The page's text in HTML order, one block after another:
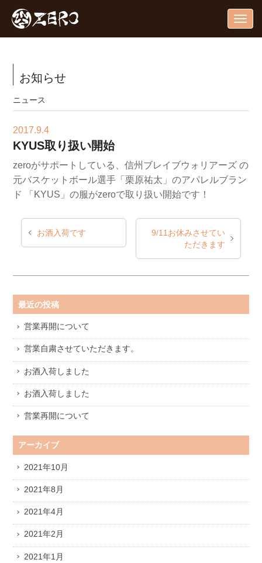
お知らせ
ニュース
2017.9.4
KYUS取り扱い開始
zeroがサポートしている、信州ブレイブウォリアーズ の
元バスケットボール選手「栗原祐太」のアパレルブラン
ド
「KYUS」の服がzeroで取り扱い開始です！
お酒入荷です
9/11お休みさせてい
ただきます
最近の投稿
営業再開について
営業自粛させていただきます。
お酒入荷しました
お酒入荷しました
営業再開について
アーカイブ
2021年10月
2021年8月
2021年4月
2021年2月
2021年1月